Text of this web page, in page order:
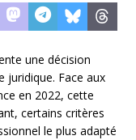
une décision
juridique. Face aux
en 2022, cette
certains critères
le plus adapté